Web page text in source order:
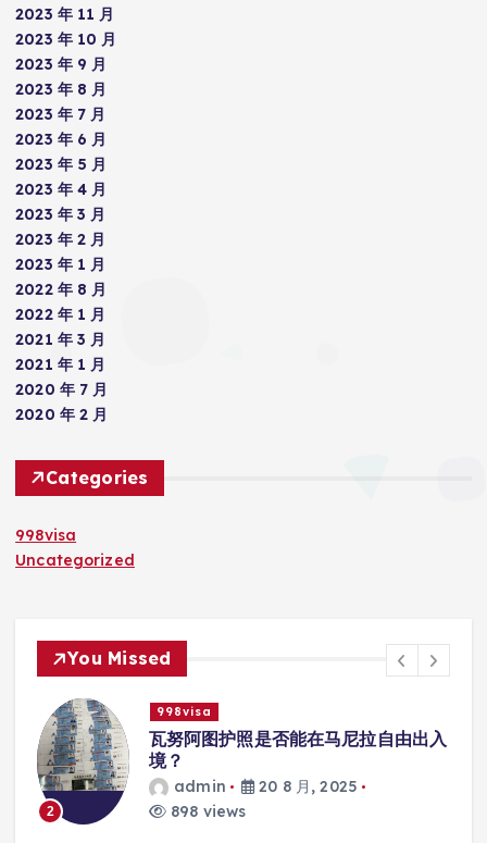
2023 年 11 月
2023 年 10 月
2023 年 9 月
2023 年 8 月
2023 年 7 月
2023 年 6 月
2023 年 5 月
2023 年 4 月
2023 年 3 月
2023 年 2 月
2023 年 1 月
2022 年 8 月
2022 年 1 月
2021 年 3 月
2021 年 1 月
2020 年 7 月
2020 年 2 月
Categories
998visa
Uncategorized
You Missed
3
998visa
瓦努阿图护照是否能在马尼拉使用国际
学校的注册？
admin
20 8 月, 2025
813 views